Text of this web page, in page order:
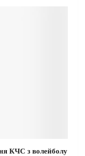
КЧС з волейболу